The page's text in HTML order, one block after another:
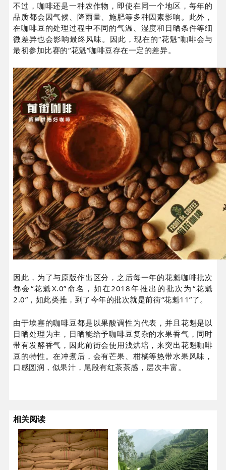
不过，咖啡还是一种农作物，即使在同一个地区，每年的
品质都会因气候、降雨量、施肥等多种因素影响。此外，
在咖啡豆的处理过程中不同的气温、湿度和日晒条件等细
微差异也会影响最终风味。因此，现在的“花魁”咖啡会与
最初参加比赛的“花魁”咖啡豆存在一定的差异。
因此，为了与原版作出区分，之后每一年的花魁咖啡批次
都会“花魁X.0”命名，如在2018年推出的批次为“花魁
2.0”，如此类推，到了今年的批次就是前街“花魁11”了。
由于埃塞的咖啡豆都是以果酸调性为代表，并且花魁是以
日晒处理为主，日晒能给予咖啡豆复杂的水果香气，同时
带有发酵香气，因此前街会使用浅烘培，来突出花魁咖啡
豆的特性。在冲煮后，会有芒果、柑橘等热带水果风味，
口感圆润，似果汁，尾段有红茶茶感，层次丰富。
相关阅读